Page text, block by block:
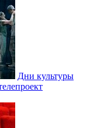
Дни культуры